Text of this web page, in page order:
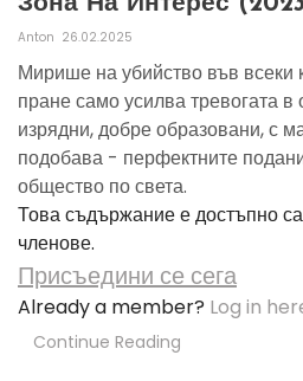
Anton 26.02.2025
Мирише на убийство във всеки
пране само усилва тревогата в
изрядни, добре образовани, с
подобава - перфектните
общество по света.
Това съдържание е достъпно
членове.
Присъедини се сега
Already a member? Log in
Continue Reading